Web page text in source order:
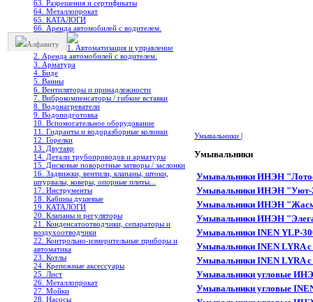
63. Разрешения и сертификаты
64. Металлопрокат
65. КАТАЛОГИ
66. Аренда автомобилей с водителем.
Алфавиту
1. Автоматизация и управление
2. Аренда автомобилей с водителем.
3. Арматура
4. Биде
5. Ванны
6. Вентиляторы и принадлежности
7. Виброкомпенсаторы / гибкие вставки
8. Водонагреватели
9. Водоподготовка
10. Вспомогательное оборудование
11. Гидранты и водоразборные колонки
12. Горелки
13. Двутавр
14. Детали трубопроводов и арматуры
15. Дисковые поворотные затворы / заслонки
16. Задвижки, вентили, клапаны, штоки,
штурвалы, коверы, опорные плиты...
17. Инструменты
18. Кабины душевые
19. КАТАЛОГИ
20. Клапаны и регуляторы
21. Конденсатоотводчики, сепараторы и
воздухоотводчики
22. Контрольно-измерительные приборы и
автоматика
23. Котлы
24. Крепежные аксессуары
25. Лист
26. Металлопрокат
27. Мойки
28. Насосы
Умывальники |
Умывальники
Умывальники ИНЭН
Умывальники ИНЭН "Уют-
Умывальники ИНЭН
Умывальники ИНЭН
Умывальники INEN YLP-
Умывальники INEN LYRA с
Умывальники INEN LYRA с
Умывальники угловые
Умывальники угловые